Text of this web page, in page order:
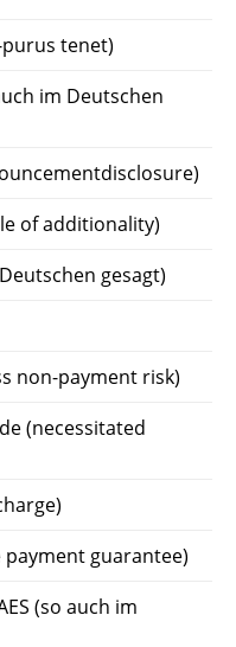
tenet)
im Deutschen
of additionality)
gesagt)
non-payment risk)
(necessitated
payment guarantee)
(so auch im